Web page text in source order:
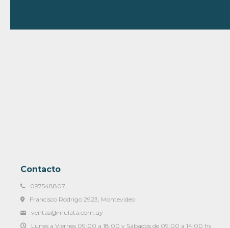
Contacto
097548807
Francisco Rodrigo 2923, Montevideo
ventas@mulata.com.uy
Lunes a Viernes 09:00 a 18:00 y Sábados de 09:00 a 14:00 hs